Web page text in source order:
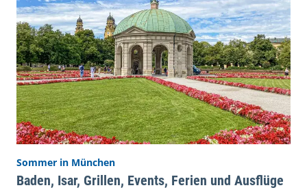
Sommer in München
Baden, Isar, Grillen, Events, Ferien und Ausflüge